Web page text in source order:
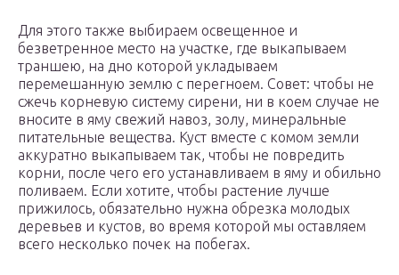
Для этого также выбираем освещенное и
безветренное место на участке, где выкапываем
траншею, на дно которой укладываем
перемешанную землю с перегноем. Совет: чтобы не
сжечь корневую систему сирени, ни в коем случае не
вносите в яму свежий навоз, золу, минеральные
питательные вещества. Куст вместе с комом земли
аккуратно выкапываем так, чтобы не повредить
корни, после чего его устанавливаем в яму и обильно
поливаем. Если хотите, чтобы растение лучше
прижилось, обязательно нужна обрезка молодых
деревьев и кустов, во время которой мы оставляем
всего несколько почек на побегах.